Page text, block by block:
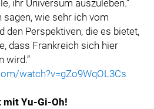
ihr Universum auszuleben.”
sagen, wie sehr ich vom
den Perspektiven, die es bietet,
dass Frankreich sich hier
wird.”
watch?v=gZo9WqOL3Cs
mit Yu-Gi-Oh!